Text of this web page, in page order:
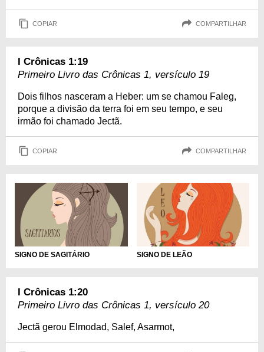
COPIAR COMPARTILHAR
I Crônicas 1:19
Primeiro Livro das Crônicas 1, versículo 19
Dois filhos nasceram a Heber: um se chamou Faleg,
porque a divisão da terra foi em seu tempo, e seu
irmão foi chamado Jectã.
COPIAR COMPARTILHAR
SIGNO DE SAGITÁRIO SIGNO DE LEÃO
I Crônicas 1:20
Primeiro Livro das Crônicas 1, versículo 20
Jectã gerou Elmodad, Salef, Asarmot,